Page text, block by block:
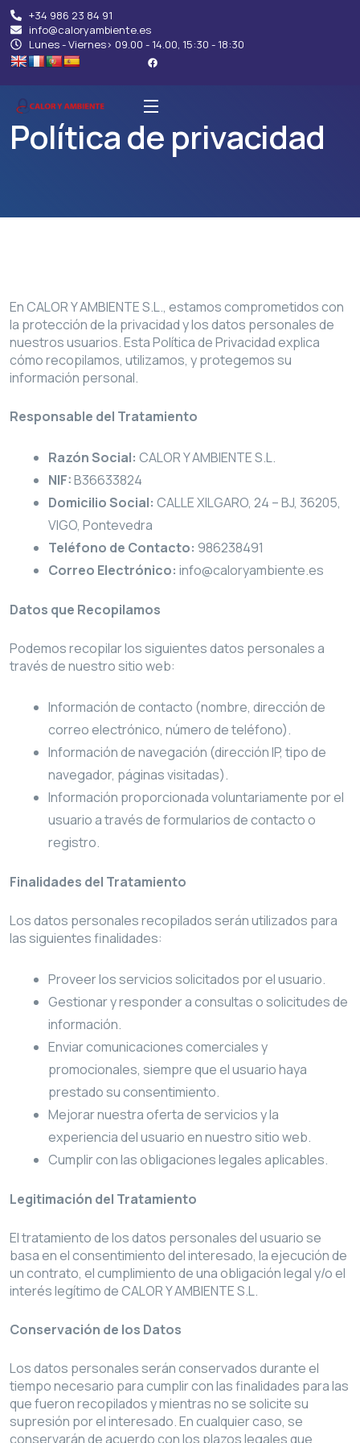
+34 986 23 84 91
info@caloryambiente.es
Lunes - Viernes> 09.00 - 14.00, 15:30 - 18:30
Política de privacidad
En CALOR Y AMBIENTE S.L., estamos comprometidos con
la protección de la privacidad y los datos personales de
nuestros usuarios. Esta Política de Privacidad explica
cómo recopilamos, utilizamos, y protegemos su
información personal.
Responsable del Tratamiento
Razón Social: CALOR Y AMBIENTE S.L.
NIF:B36633824
Domicilio Social: CALLE XILGARO, 24 – BJ, 36205,
VIGO, Pontevedra
Teléfono de Contacto: 986238491
Correo Electrónico: info@caloryambiente.es
Datos que Recopilamos
Podemos recopilar los siguientes datos personales a
través de nuestro sitio web:
Información de contacto (nombre, dirección de
correo electrónico, número de teléfono).
Información de navegación (dirección IP, tipo de
navegador, páginas visitadas).
Información proporcionada voluntariamente por el
usuario a través de formularios de contacto o
registro.
Finalidades del Tratamiento
Los datos personales recopilados serán utilizados para
las siguientes finalidades:
Proveer los servicios solicitados por el usuario.
Gestionar y responder a consultas o solicitudes de
información.
Enviar comunicaciones comerciales y
promocionales, siempre que el usuario haya
prestado su consentimiento.
Mejorar nuestra oferta de servicios y la
experiencia del usuario en nuestro sitio web.
Cumplir con las obligaciones legales aplicables.
Legitimación del Tratamiento
El tratamiento de los datos personales del usuario se
basa en el consentimiento del interesado, la ejecución de
un contrato, el cumplimiento de una obligación legal y/o el
interés legítimo de CALOR Y AMBIENTE S.L.
Conservación de los Datos
Los datos personales serán conservados durante el
tiempo necesario para cumplir con las finalidades para las
que fueron recopilados y mientras no se solicite su
supresión por el interesado. En cualquier caso, se
conservarán de acuerdo con los plazos legales que